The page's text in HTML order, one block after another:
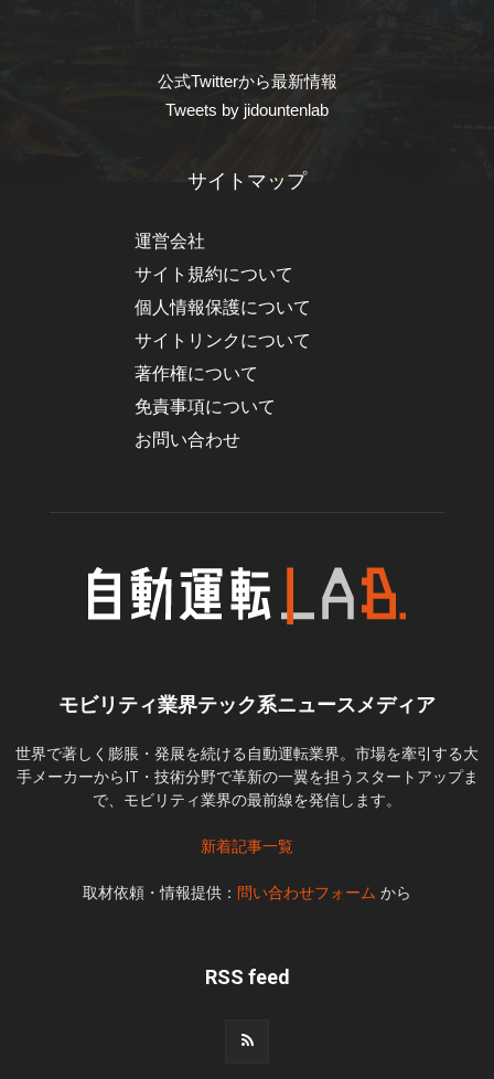
公式Twitterから最新情報
Tweets by jidountenlab
サイトマップ
運営会社
サイト規約について
個人情報保護について
サイトリンクについて
著作権について
免責事項について
お問い合わせ
モビリティ業界テック系ニュースメディア
世界で著しく膨脹・発展を続ける自動運転業界。市場を牽引する大
手メーカーからIT・技術分野で革新の一翼を担うスタートアップま
で、モビリティ業界の最前線を発信します。
新着記事一覧
取材依頼・情報提供： 問い合わせフォーム から
RSS feed